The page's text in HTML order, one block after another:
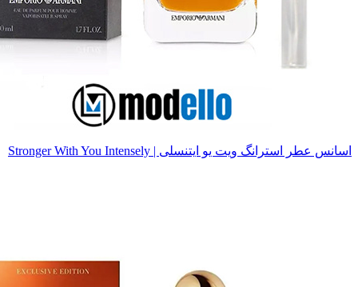
اسانس عطر استرانگ ویت یو ایتنسلی | Stronger With You Intensely